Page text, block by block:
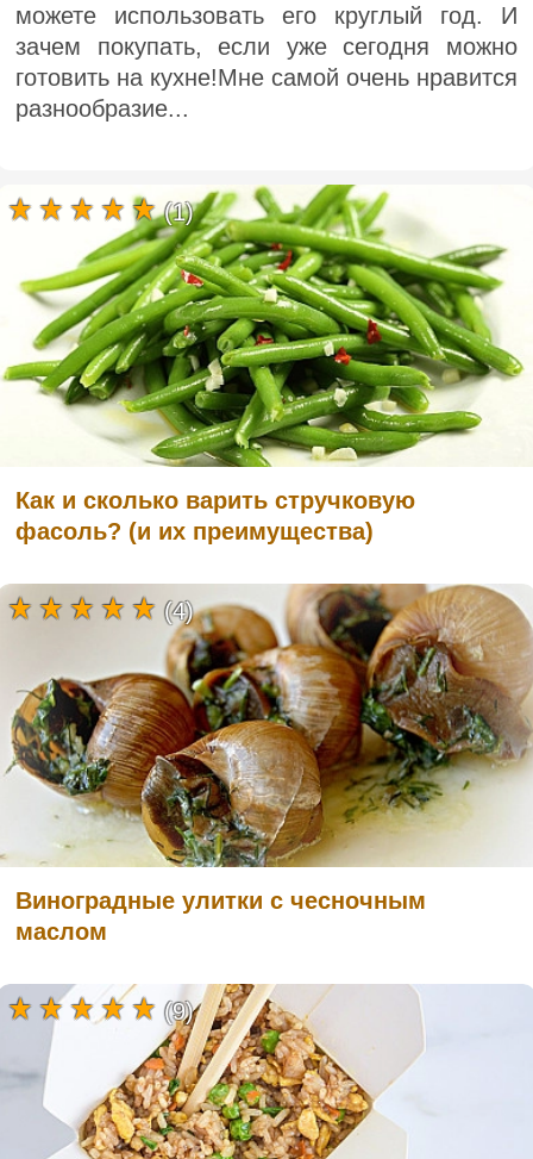
можете использовать его круглый год. И
зачем покупать, если уже сегодня можно
готовить на кухне!Мне самой очень нравится
разнообразие...
Как и сколько варить стручковую
фасоль? (и их преимущества)
(1)
Виноградные улитки с чесночным
маслом
(4)
(9)